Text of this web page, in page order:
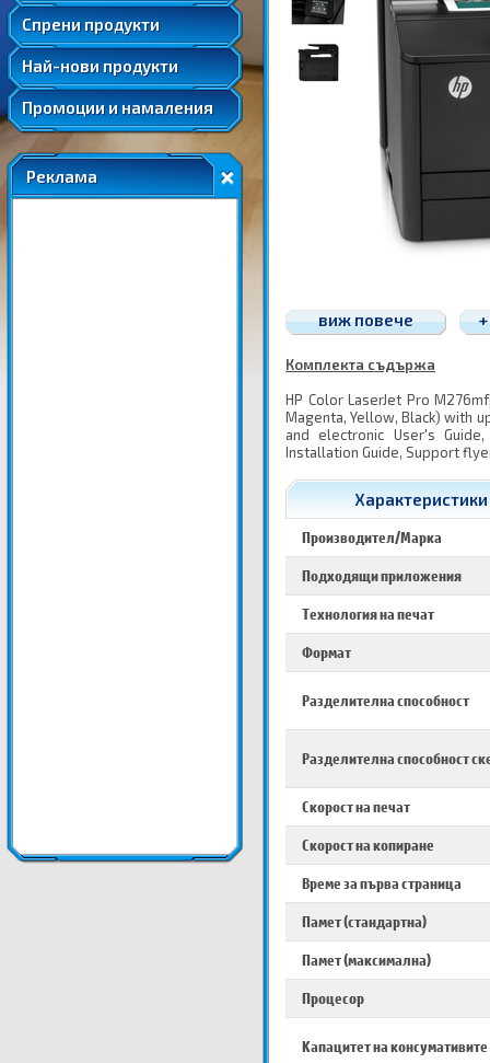
Спрени продукти
Удължени и допълнителни гаранции
Най-нови продукти
Промоции и намаления
Реклама
виж повече
Комплекта съдържа
HP Color LaserJet Pro
Magenta, Yellow, Black) with
and electronic User's
Installation Guide, Support
Характеристики
Производител/Марка
Подходящи приложения
Технология на печат
Формат
Разделителна способност
Разделителна способност
Скорост на печат
Скорост на копиране
Време за първа страница
Памет (стандартна)
Памет (максимална)
Процесор
Капацитет на консумативите